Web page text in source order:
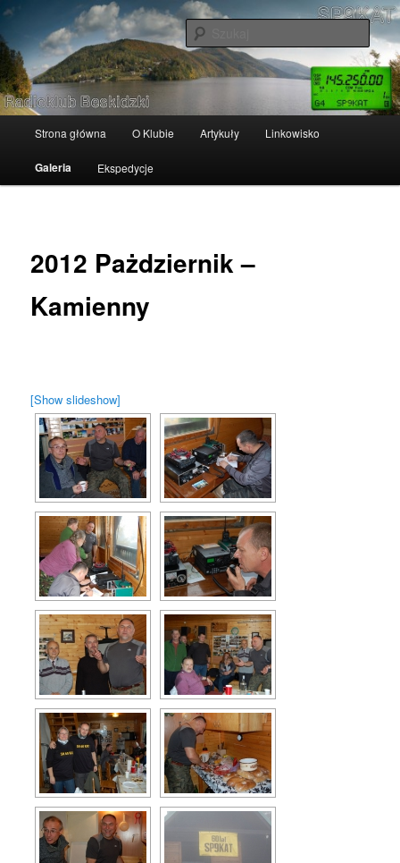
Przeskocz
tekstu
SP9KAT
Radioklub Beskidzki
Strona główna O Klubie Artykuły Linkowisko
Galeria Ekspedycje
2012 Pażdziernik –
Kamienny
[Show slideshow]